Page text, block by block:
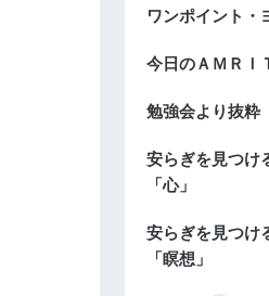
ワンポイント・
今日のＡＭＲＩ
勉強会より抜粋
安らぎを見つけ
「心」
安らぎを見つけ
「瞑想」